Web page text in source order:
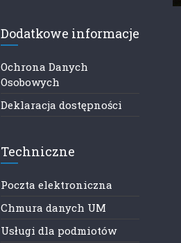
Dodatkowe informacje
Ochrona Danych
Osobowych
Deklaracja dostępności
Techniczne
Poczta elektroniczna
Chmura danych UM
Usługi dla podmiotów